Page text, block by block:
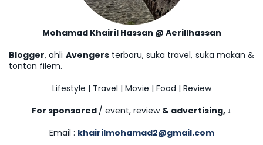
Mohamad Khairil Hassan @ Aerillhassan
Blogger, ahli Avengersterbaru, suka travel, suka makan &
tonton filem.
Lifestyle | Travel | Movie | Food | Review
For sponsored / event, review & advertising, ↓
Email : khairilmohamad2@gmail.com